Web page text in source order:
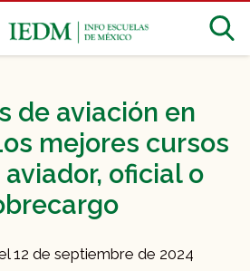
de aviación en
mejores cursos
oficial o
12 de septiembre de 2024